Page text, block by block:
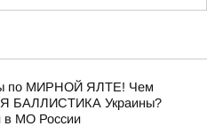
по МИРНОЙ ЯЛТЕ! Чем
БАЛЛИСТИКА Украины?
в МО России